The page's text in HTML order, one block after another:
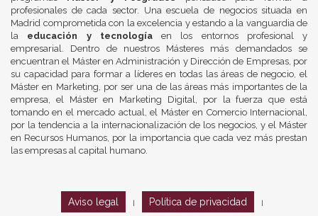
profesionales de cada sector. Una escuela de negocios situada en
Madrid comprometida con la excelencia y estando a la vanguardia de
la educación y tecnologíaen los entornos profesional y
empresarial. Dentro de nuestros Másteres más demandados se
encuentran el Máster en Administración y Dirección de Empresas, por
su capacidad para formar a líderes en todas las áreas de negocio, el
Máster en Marketing, por ser una de las áreas más importantes de la
empresa, el Máster en Marketing Digital, por la fuerza que está
tomando en el mercado actual, el Máster en Comercio Internacional,
por la tendencia a la internacionalización de los negocios, y el Máster
en Recursos Humanos, por la importancia que cada vez más prestan
las empresas al capital humano.
Aviso legal Política de privacidad